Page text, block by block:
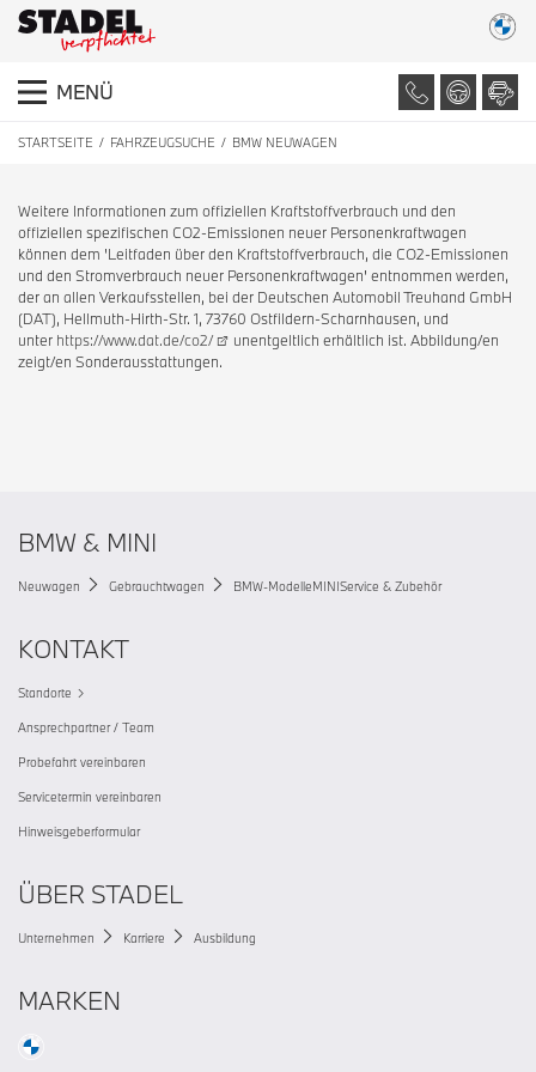
MENÜ
STARTSEITE FAHRZEUGSUCHE BMW NEUWAGEN
Weitere Informationen zum offiziellen Kraftstoffverbrauch und den
offiziellen spezifischen CO2-Emissionen neuer Personenkraftwagen
können dem 'Leitfaden über den Kraftstoffverbrauch, die CO2-Emissionen
und den Stromverbrauch neuer Personenkraftwagen' entnommen werden,
der an allen Verkaufsstellen, bei der Deutschen Automobil Treuhand GmbH
(DAT), Hellmuth-Hirth-Str. 1, 73760 Ostfildern-Scharnhausen, und
unter https://www.dat.de/co2/
unentgeltlich erhältlich ist. Abbildung/en
zeigt/en Sonderausstattungen.
BMW & MINI
Neuwagen Gebrauchtwagen BMW-ModelleMINIService & Zubehör
KONTAKT
Standorte
Ansprechpartner / Team
Probefahrt vereinbaren
Servicetermin vereinbaren
Hinweisgeberformular
ÜBER STADEL
Unternehmen Karriere Ausbildung
MARKEN